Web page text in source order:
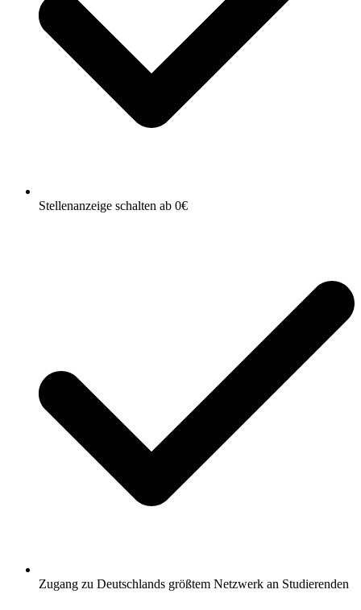
Stellenanzeige schalten ab 0€
Zugang zu Deutschlands größtem Netzwerk an Studierenden